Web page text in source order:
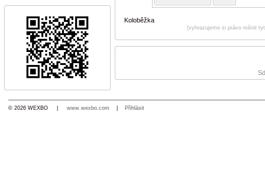
Koloběžka
(vyhrazujeme si právo měnit
© 2026 WEXBO | www.wexbo.com Přihlásit